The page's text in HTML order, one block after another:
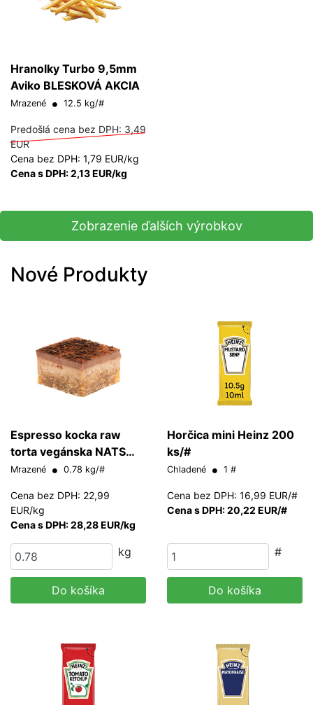
Hranolky Turbo 9,5mm
Aviko BLESKOVÁ AKCIA
Mrazené 12.5 kg/#
Predošlá cena bez DPH: 3,49
EUR
Cena bez DPH: 1,79 EUR/kg
Cena s DPH: 2,13 EUR/kg
Zobrazenie ďalších výrobkov
Nové Produkty
Espresso kocka raw
torta vegánska NATS
Rawline 65 g
Mrazené 0.78 kg/#
Cena bez DPH: 22,99
EUR/kg
Cena s DPH: 28,28 EUR/kg
kg
Do košíka
Horčica mini Heinz 200
ks/#
Chladené 1 #
Cena bez DPH: 16,99 EUR/#
Cena s DPH: 20,22 EUR/#
#
Do košíka